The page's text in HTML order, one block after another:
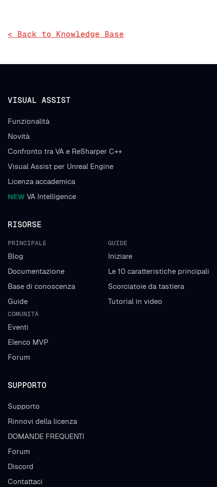
< Back to Knowledge Base
VISUAL ASSIST
Funzionalità
Novità
Confronto tra VA e ReSharper C++
Visual Assist per Unreal Engine
Licenza accademica
NEW VA Intelligence
RISORSE
PRINCIPALE
Blog
Documentazione
Base di conoscenza
Guide
GUIDE
Iniziare
Le 10 caratteristiche principali
Scorciatoie da tastiera
Tutorial in video
COMUNITÀ
Eventi
Elenco MVP
Forum
SUPPORTO
Supporto
Rinnovi della licenza
DOMANDE FREQUENTI
Forum
Discord
Contattaci